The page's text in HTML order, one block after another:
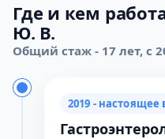
Где и кем
Ю. В.
Общий стаж - 17 лет, с
2019 - настоящее